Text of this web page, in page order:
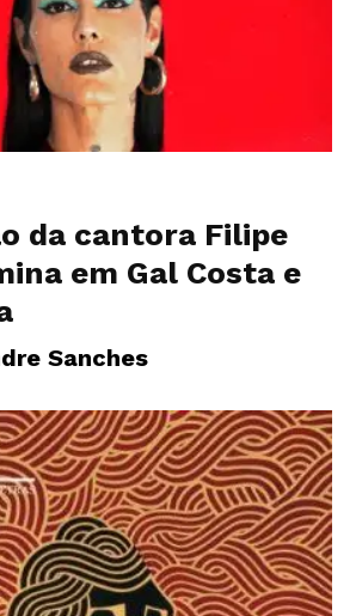
da cantora Filipe
em Gal Costa e
Sanches